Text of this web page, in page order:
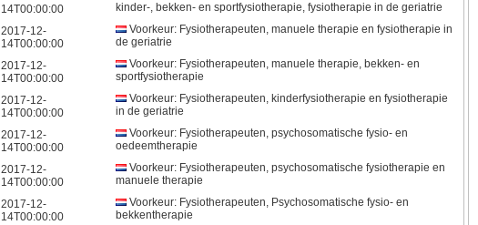
14T00:00:00
kinder-, bekken- en sportfysiotherapie, fysiotherapie in de geriatrie
2017-12-
14T00:00:00
Voorkeur: Fysiotherapeuten, manuele therapie en fysiotherapie in
de geriatrie
2017-12-
14T00:00:00
Voorkeur: Fysiotherapeuten, manuele therapie, bekken- en
sportfysiotherapie
2017-12-
14T00:00:00
Voorkeur: Fysiotherapeuten, kinderfysiotherapie en fysiotherapie
in de geriatrie
2017-12-
14T00:00:00
Voorkeur: Fysiotherapeuten, psychosomatische fysio- en
oedeemtherapie
2017-12-
14T00:00:00
Voorkeur: Fysiotherapeuten, psychosomatische fysiotherapie en
manuele therapie
2017-12-
14T00:00:00
Voorkeur: Fysiotherapeuten, Psychosomatische fysio- en
bekkentherapie